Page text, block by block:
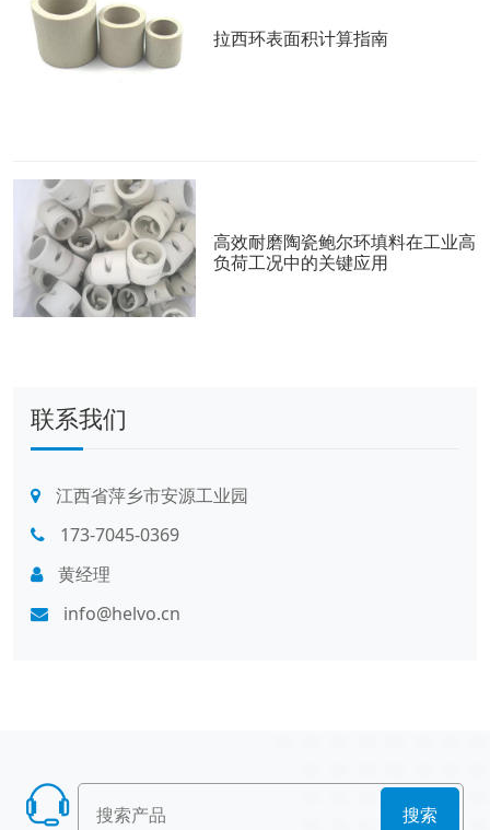
拉西环表面积计算指南
高效耐磨陶瓷鲍尔环填料在工业高
负荷工况中的关键应用
联系我们
江西省萍乡市安源工业园
173-7045-0369
黄经理
info@helvo.cn
搜索